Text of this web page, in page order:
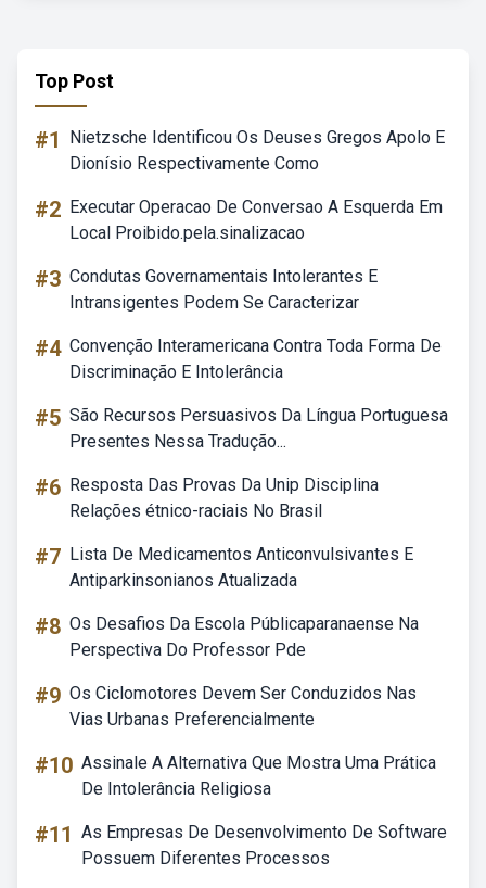
Top Post
#1
Nietzsche Identificou Os Deuses Gregos Apolo E
Dionísio Respectivamente Como
#2 Executar Operacao De Conversao A Esquerda Em
Local Proibido.pela.sinalizacao
#3 Condutas Governamentais Intolerantes E
Intransigentes Podem Se Caracterizar
#4 Convenção Interamericana Contra Toda Forma De
Discriminação E Intolerância
#5 São Recursos Persuasivos Da Língua Portuguesa
Presentes Nessa Tradução...
#6 Resposta Das Provas Da Unip Disciplina
Relações étnico-raciais No Brasil
#7 Lista De Medicamentos Anticonvulsivantes E
Antiparkinsonianos Atualizada
#8 Os Desafios Da Escola Públicaparanaense Na
Perspectiva Do Professor Pde
#9 Os Ciclomotores Devem Ser Conduzidos Nas
Vias Urbanas Preferencialmente
#10 Assinale A Alternativa Que Mostra Uma Prática
De Intolerância Religiosa
#11 As Empresas De Desenvolvimento De Software
Possuem Diferentes Processos